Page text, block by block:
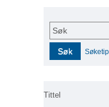
Søk
Søk
Tittel